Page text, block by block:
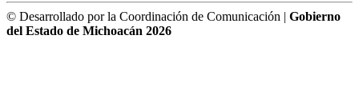
© Desarrollado por la Coordinación de Comunicación | Gobierno
del Estado de Michoacán 2026